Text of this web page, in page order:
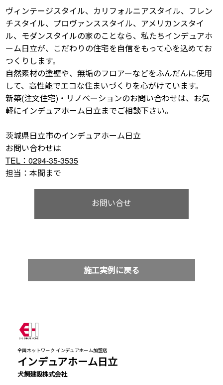
ヴィンテージスタイル、カリフォルニアスタイル、フレン
チスタイル、プロヴァンススタイル、アメリカンスタイ
ル、モダンスタイルの家のことなら、私たちインデュアホ
ーム日立が、こだわりの住宅を自信をもって心を込めてお
つくりします。
自然素材の塗壁や、無垢のフロアーなどをふんだんに使用
して、高性能でエコな住まいづくりを心がけています。
新築(注文住宅)・リノベーションのお問い合わせは、お気
軽にインデュアホーム日立までご相談下さい。
茨城県日立市のインデュアホーム日立
お問い合わせは
TEL：0294-35-3535
担当：本間まで
お問い合せ
施工実例に戻る
全国ネットワーク インデュアホーム加盟店
インデュアホーム日立
犬飼建設株式会社